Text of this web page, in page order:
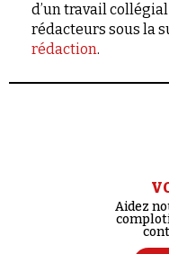
d’un travail
rédacteurs sous la
rédaction.
Aidez